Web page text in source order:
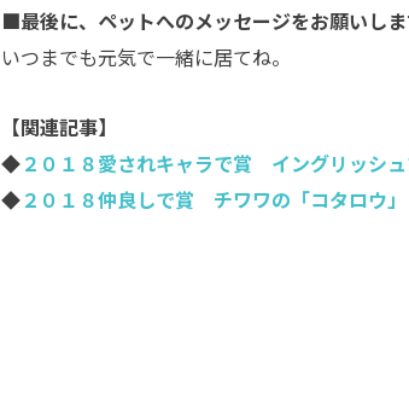
■最後に、ペットへのメッセージをお願いし
いつまでも元気で一緒に居てね。
【関連記事】
◆２０１８愛されキャラで賞 イングリッシュ
◆２０１８仲良しで賞 チワワの「コタロウ」